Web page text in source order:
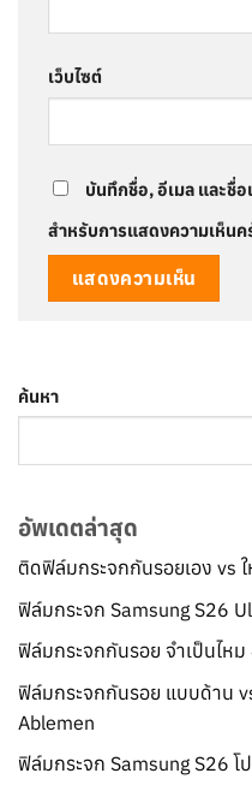
ค้นหา
อัพเดตล่าสุด
ติดฟิล์มกระจกกันรอยเอง vs
ฟิล์มกระจก Samsung S26
ฟิล์มกระจกกันรอย จำเป็นไห
ฟิล์มกระจกกันรอย แบบด้าน
Ablemen
ฟิล์มกระจก Samsung S26
เว็บไซต์
บันทึกชื่อ, อีเมล และชื่
สำหรับการแสดงความเห็นค